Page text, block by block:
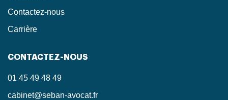
Contactez-nous
Carrière
CONTACTEZ-NOUS
01 45 49 48 49
cabinet@seban-avocat.fr